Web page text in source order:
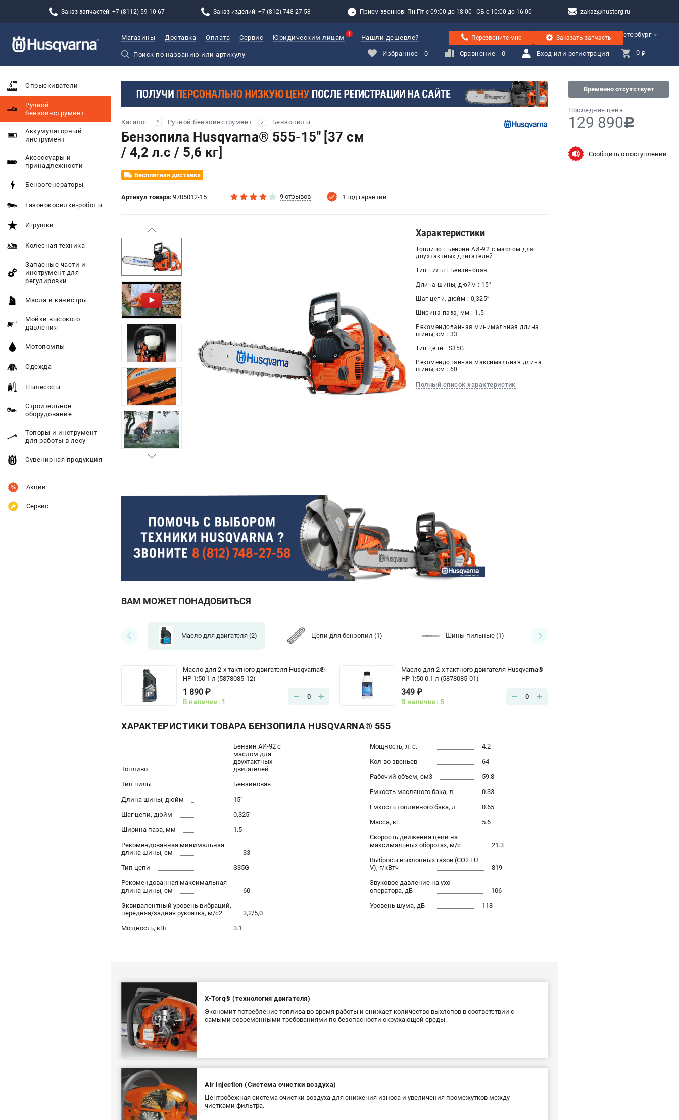
Заказ запчастей: +7 (8112) 59-10-67 Заказ изделий: +7 (812) 748-27-58 Прием звонков: Пн-Пт с 09:00 до 18:00 | СБ с 10:00 до 16:00 zakaz@hustorg.ru
Санкт-Петербург
Магазины Доставка Оплата Сервис Юридическим лицам Нашли дешевле? Перезвоните мне Заказать запчасть
Избранное 0 Сравнение 0 Вход или регистрация 0 ₽
Опрыскиватели
Ручной
бензоинструмент
Аккумуляторный
инструмент
Аксессуары и
принадлежности
Бензогенераторы
Газонокосилки-роботы
Игрушки
Колесная техника
Запасные части и
инструмент для
регулировки
Масла и канистры
Мойки высокого
давления
Мотопомпы
Одежда
Пылесосы
Строительное
оборудование
Топоры и инструмент
для работы в лесу
Сувенирная продукция
Акции
Сервис
Каталог Ручной бензоинструмент Бензопилы
Бензопила Husqvarna® 555-15" [37 см
/ 4,2 л.с / 5,6 кг]
Бесплатная доставка
Артикул товара: 9705012-15 9 отзывов 1 год гарантии
Временно отсутствует
Последняя цена
129 890c
Сообщить о поступлении
Характеристики
Топливо : Бензин АИ-92 c маслом для
двухтактных двигателей
Тип пилы : Бензиновая
Длина шины, дюйм : 15"
Шаг цепи, дюйм : 0,325’’
Ширина паза, мм : 1.5
Рекомендованная минимальная длина
шины, см : 33
Тип цепи : S35G
Рекомендованная максимальная длина
шины, см : 60
Полный список характеристик
ВАМ МОЖЕТ ПОНАДОБИТЬСЯ
Масло для двигателя(2) Цепи для бензопил (1) Шины пильные (1)
Масло для 2-х тактного двигателя Husqvarna®
HP 1:50 1 л (5878085-12)
1 890 ₽
В наличии: 1
0
Масло для 2-х тактного двигателя Husqvarna®
HP 1:50 0.1 л (5878085-01)
349 ₽
В наличии: 5
0
ХАРАКТЕРИСТИКИ ТОВАРА БЕНЗОПИЛА HUSQVARNA® 555
Топливо
Бензин АИ-92 c
маслом для
двухтактных
двигателей
Тип пилы
Бензиновая
Длина шины, дюйм
15"
Шаг цепи, дюйм
0,325’’
Ширина паза, мм
1.5
Рекомендованная минимальная
длина шины, см
33
Тип цепи
S35G
Рекомендованная максимальная
длина шины, см
60
Эквивалентный уровень вибраций,
передняя/задняя рукоятка, м/с2
3,2/5,0
Мощность, кВт
3.1
Мощность, л. с.
4.2
Кол-во звеньев
64
Рабочий объем, см3
59.8
Емкость масляного бака, л
0.33
Емкость топливного бака, л
0.65
Масса, кг
5.6
Скорость движения цепи на
максимальных оборотах, м/с
21.3
Выбросы выхлопных газов (CO2 EU
V), г/кВтч
819
Звуковое давление на ухо
оператора, дБ
106
Уровень шума, дБ
118
X-Torq® (технология двигателя)
Экономит потребление топлива во время работы и снижает количество выхлопов в соответствии с
самыми современными требованиями по безопасности окружающей среды.
Air Injection (Система очистки воздуха)
Центробежная система очистки воздуха для снижения износа и увеличения промежутков между
чистками фильтра.